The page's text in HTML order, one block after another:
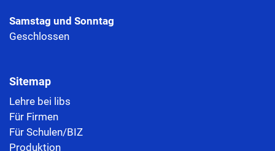
Samstag und Sonntag
Geschlossen
Sitemap
Lehre bei libs
Für Firmen
Für Schulen/BIZ
Produktion